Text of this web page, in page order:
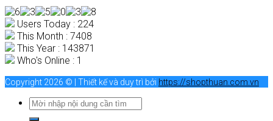
Users Today : 224
This Month : 7408
This Year : 143871
Who's Online : 1
Copyright 2026 © | Thiết kế và duy trì bởi https://shopthuan.com.vn